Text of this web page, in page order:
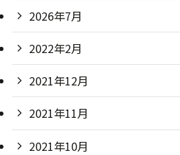
2026年7月
2022年2月
2021年12月
2021年11月
2021年10月